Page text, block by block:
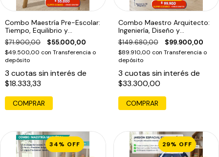
Combo Maestría Pre-Escolar:
Tiempo, Equilibrio y
Construcción (5 años+)
$71.900,00 $55.000,00
$49.500,00 con Transferencia o
depósito
3 cuotas sin interés de
$18.333,33
Combo Maestro Arquitecto:
Ingeniería, Diseño y
Construcción 3D (+6 años)
$149.680,00 $99.900,00
$89.910,00 con Transferencia o
depósito
3 cuotas sin interés de
$33.300,00
34% OFF 29% OFF